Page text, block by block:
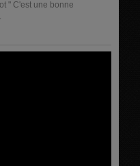
" C'est une bonne